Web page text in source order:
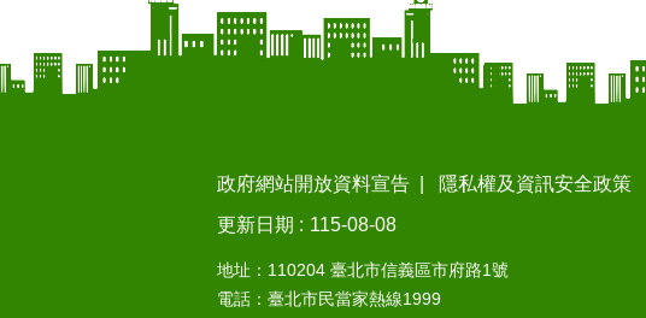
政府網站開放資料宣告
隱私權及資訊安全政策
更新日期
115-08-08
地址：110204 臺北市信義區市府路1號
電話：臺北市民當家熱線1999